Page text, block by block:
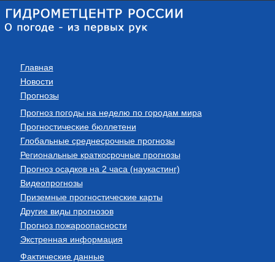
Главная
Новости
Прогнозы
Прогноз погоды на неделю по городам мира
Прогностические бюллетени
Глобальные среднесрочные прогнозы
Региональные краткосрочные прогнозы
Прогноз осадков на 2 часа (наукастинг)
Видеопрогнозы
Приземные прогностические карты
Другие виды прогнозов
Прогноз пожароопасности
Экстренная информация
Фактические данные